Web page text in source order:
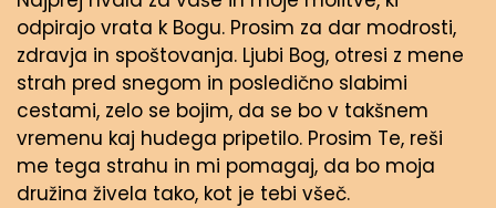
odpirajo vrata k Bogu. Prosim za dar modrosti,
zdravja in spoštovanja. Ljubi Bog, otresi z mene
strah pred snegom in posledično slabimi
cestami, zelo se bojim, da se bo v takšnem
vremenu kaj hudega pripetilo. Prosim Te, reši
me tega strahu in mi pomagaj, da bo moja
družina živela tako, kot je tebi všeč.